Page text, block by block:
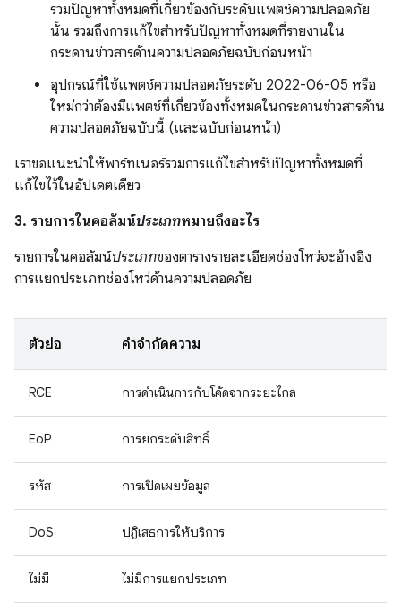
รวมปัญหาทั้งหมดที่เกี่ยวข้องกับระดับแพตช์ความปลอดภัย
นั้น รวมถึงการแก้ไขสำหรับปัญหาทั้งหมดที่รายงานใน
กระดานข่าวสารด้านความปลอดภัยฉบับก่อนหน้า
อุปกรณ์ที่ใช้แพตช์ความปลอดภัยระดับ 2022-06-05 หรือ
ใหม่กว่าต้องมีแพตช์ที่เกี่ยวข้องทั้งหมดในกระดานข่าวสารด้าน
ความปลอดภัยฉบับนี้ (และฉบับก่อนหน้า)
เราขอแนะนำให้พาร์ทเนอร์รวมการแก้ไขสำหรับปัญหาทั้งหมดที่
แก้ไขไว้ในอัปเดตเดียว
3. รายการในคอลัมน์ประเภทหมายถึงอะไร
รายการในคอลัมน์ประเภทของตารางรายละเอียดช่องโหว่จะอ้างอิง
การแยกประเภทช่องโหว่ด้านความปลอดภัย
ตัวย่อ คำจำกัดความ
RCE การดำเนินการกับโค้ดจากระยะไกล
EoP การยกระดับสิทธิ์
รหัส การเปิดเผยข้อมูล
DoS ปฏิเสธการให้บริการ
ไม่มี ไม่มีการแยกประเภท